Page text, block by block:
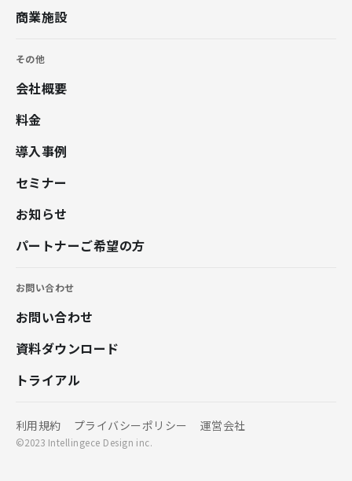
商業施設
その他
会社概要
料金
導入事例
セミナー
お知らせ
パートナーご希望の方
お問い合わせ
お問い合わせ
資料ダウンロード
トライアル
利用規約 プライバシーポリシー 運営会社
©2023 Intellingece Design inc.